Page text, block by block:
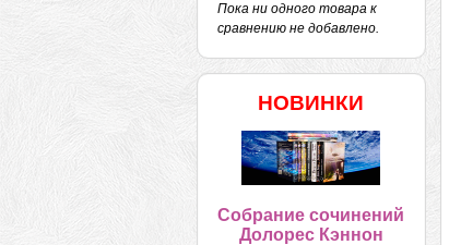
Пока ни одного товара к
сравнению не добавлено.
НОВИНКИ
Собрание сочинений
Долорес Кэннон